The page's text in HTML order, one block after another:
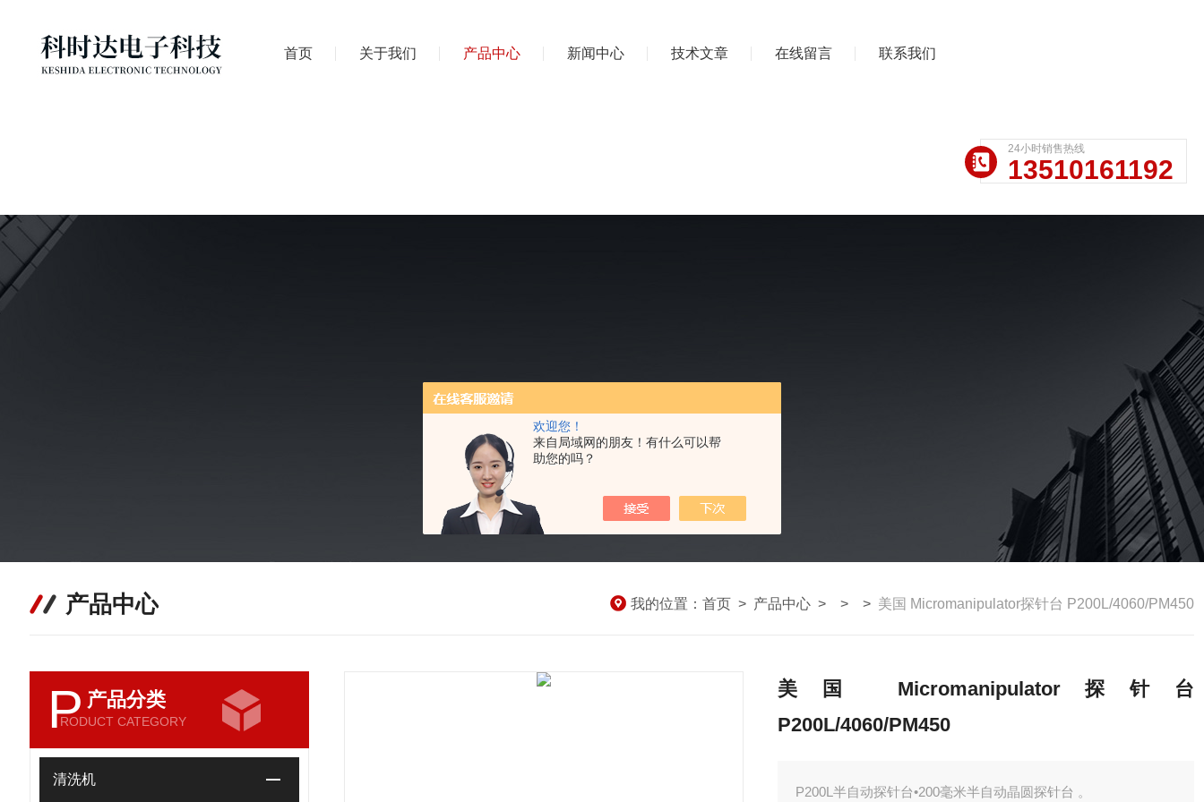
欢迎您！
来自局域网的朋友！有什么可以帮
助您的吗？
首页 关于我们 产品中心 新闻中心 技术文章 在线留言 联系我们
24小时销售热线
13510161192
产品中心 我的位置： 首页 > 产品中心 > > > 美国 Micromanipulator探针台 P200L/4060/PM450
P 产品分类
RODUCT CATEGORY
清洗机
美国 Micromanipulator探针台
P200L/4060/PM450
P200L半自动探针台•200毫米半自动晶圆探针台 。